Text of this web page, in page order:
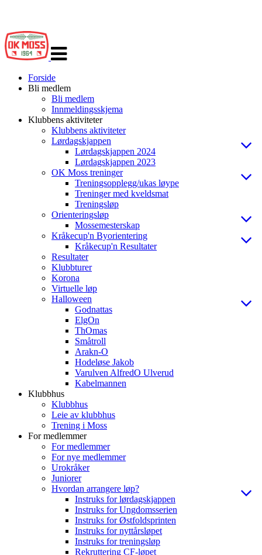
navigasjon
Forside
Bli medlem
Bli medlem
Innmeldingsskjema
Klubbens aktiviteter
Klubbens aktiviteter
Lørdagskjappen
Lørdagskjappen 2024
Lørdagskjappen 2023
OK Moss treninger
Treningsopplegg/ukas løype
Treninger med kveldsmat
Treningsløp
Orienteringsløp
Mossemesterskap
Kråkecup'n Byorientering
Kråkecup'n Resultater
Resultater
Klubbturer
Korona
Virtuelle løp
Halloween
Godnattas
ElgOn
ThOmas
Småtroll
Arakn-O
Hodeløse Jakob
Varulven AlfredO Ulverud
Kabelmannen
Klubbhus
Klubbhus
Leie av klubbhus
Trening i Moss
For medlemmer
For medlemmer
For nye medlemmer
Urokråker
Juniorer
Hvordan arrangere løp?
Instruks for lørdagskjappen
Instruks for Ungdomsserien
Instruks for Østfoldsprinten
Instruks for nyttårsløpet
Instruks for treningsløp
Rekruttering CF-løpet